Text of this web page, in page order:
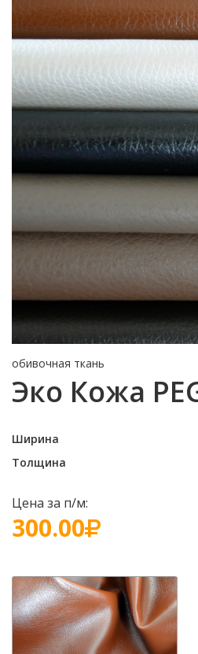
обивочная ткань
Эко Кожа
Ширина
Толщина
Цена за п/м:
300.00